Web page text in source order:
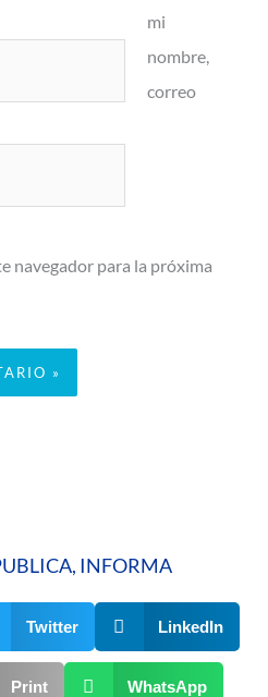
mi
nombre,
correo
navegador para la próxima
INFORMA
Twitter LinkedIn
Print WhatsApp